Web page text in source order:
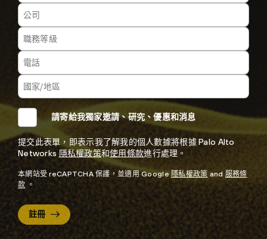
請寄給我獨家邀請、研究、優惠和消息
提交此表單，即表示我了解我的個人數據將根據 Palo Alto
Networks 隱私權政策和使用條款進行處理。
本網站受 reCAPTCHA 保護，並適用 Google 隱私權政策 and 服務條
款 。
註冊